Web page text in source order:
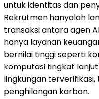
untuk identitas dan
Rekrutmen hanyalah
transaksi antara agen
hanya layanan
bernilai tinggi seperti
komputasi tingkat
lingkungan
penghilangan karbon.